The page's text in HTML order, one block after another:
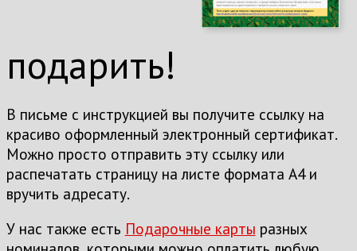
подарить!
В письме с инструкцией вы получите ссылку на
красиво оформленный электронный сертификат.
Можно просто отправить эту ссылку или
распечатать страницу на листе формата А4 и
вручить адресату.
У нас также есть Подарочные карты разных